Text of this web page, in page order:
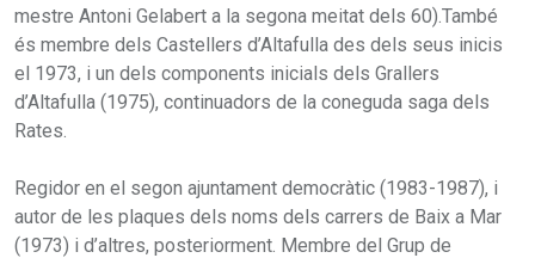
mestre Antoni Gelabert a la segona meitat dels 60).També
és membre dels Castellers d’Altafulla des dels seus inicis
el 1973, i un dels components inicials dels Grallers
d’Altafulla (1975), continuadors de la coneguda saga dels
Rates.
Regidor en el segon ajuntament democràtic (1983-1987), i
autor de les plaques dels noms dels carrers de Baix a Mar
(1973) i d’altres, posteriorment. Membre del Grup de